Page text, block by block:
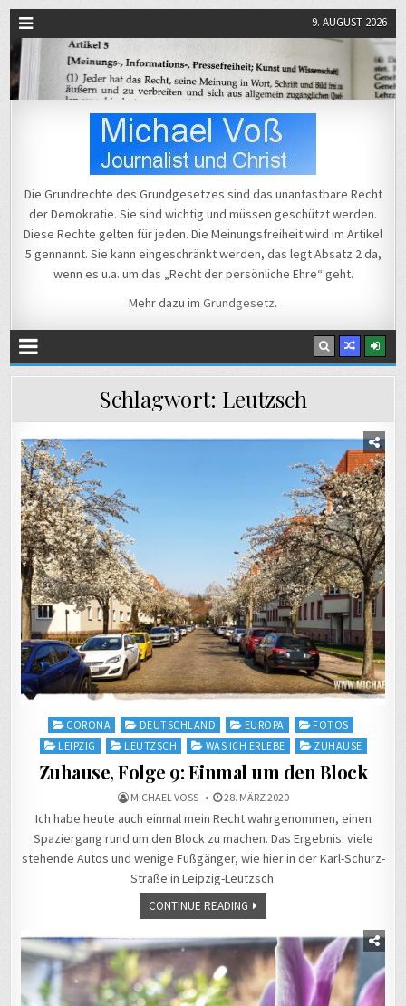
9. AUGUST 2026
Michael Voß
Die Grundrechte des Grundgesetzes sind das unantastbare Recht
der Demokratie. Sie sind wichtig und müssen geschützt werden.
Diese Rechte gelten für jeden. Die Meinungsfreiheit wird im Artikel
5 gennannt. Sie kann eingeschränkt werden, das legt Absatz 2 da,
wenn es u.a. um das „Recht der persönliche Ehre“ geht.
Mehr dazu im Grundgesetz.
Schlagwort: Leutzsch
Posted
in
CORONA DEUTSCHLAND EUROPA
FOTOS
LEIPZIG
LEUTZSCH WAS ICH ERLEBE ZUHAUSE
Zuhause, Folge 9: Einmal um den Block
MICHAEL VOSS 28. MÄRZ 2020
Ich habe heute auch einmal mein Recht wahrgenommen, einen
Spaziergang rund um den Block zu machen. Das Ergebnis: viele
stehende Autos und wenige Fußgänger, wie hier in der Karl-Schurz-
Straße in Leipzig-Leutzsch.
CONTINUE READING